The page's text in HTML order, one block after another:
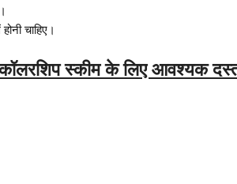
चाहिए।
स्कीम के लिए आवश्यक